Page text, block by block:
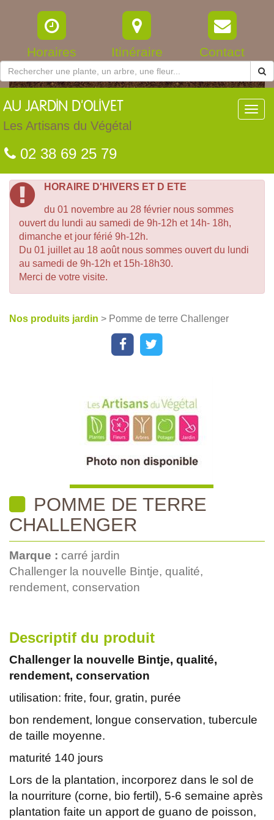
Horaires Itinéraire Contact
AU JARDIN D'OLIVET
Les Artisans du Végétal
02 38 69 25 79
HORAIRE D'HIVERS ET D ETE
du 01 novembre au 28 février nous sommes
ouvert du lundi au samedi de 9h-12h et 14h- 18h,
dimanche et jour férié 9h-12h.
Du 01 juillet au 18 août nous sommes ouvert du lundi
au samedi de 9h-12h et 15h-18h30.
Merci de votre visite.
Nos produits jardin > Pomme de terre Challenger
POMME DE TERRE
CHALLENGER
Marque : carré jardin
Challenger la nouvelle Bintje, qualité,
rendement, conservation
Descriptif du produit
Challenger la nouvelle Bintje, qualité,
rendement, conservation
utilisation: frite, four, gratin, purée
bon rendement, longue conservation, tubercule
de taille moyenne.
maturité 140 jours
Lors de la plantation, incorporez dans le sol de
la nourriture (corne, bio fertil), 5-6 semaine après
plantation faite un apport de guano de poisson,